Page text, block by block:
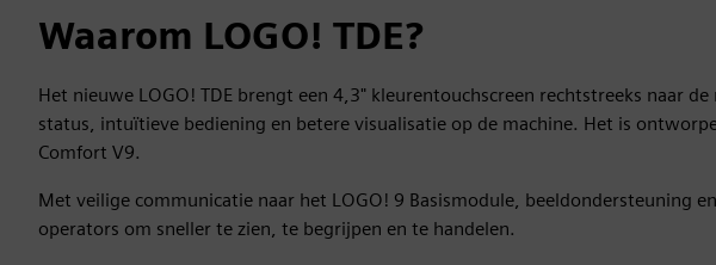
Waarom LOGO! TDE?
Het nieuwe LOGO! TDE brengt een 4,3" kleurentouchscreen rechtstreeks naar
status, intuïtieve bediening en betere visualisatie op de machine. Het is
Comfort V9.
Met veilige communicatie naar het LOGO! 9 Basismodule, beeldondersteuning
operators om sneller te zien, te begrijpen en te handelen.